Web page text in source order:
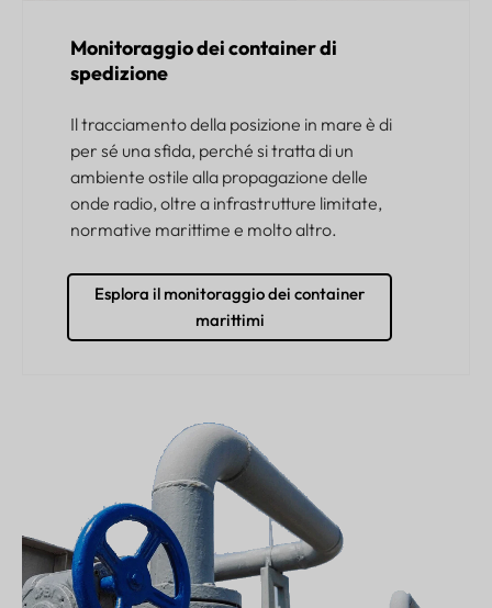
Monitoraggio dei container di
spedizione
Il tracciamento della posizione in mare è di
per sé una sfida, perché si tratta di un
ambiente ostile alla propagazione delle
onde radio, oltre a infrastrutture limitate,
normative marittime e molto altro.
Esplora il monitoraggio dei container
marittimi